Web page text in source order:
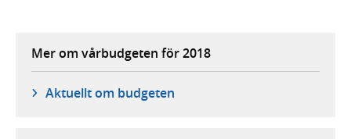
Mer om vårbudgeten för 2018
Aktuellt om budgeten